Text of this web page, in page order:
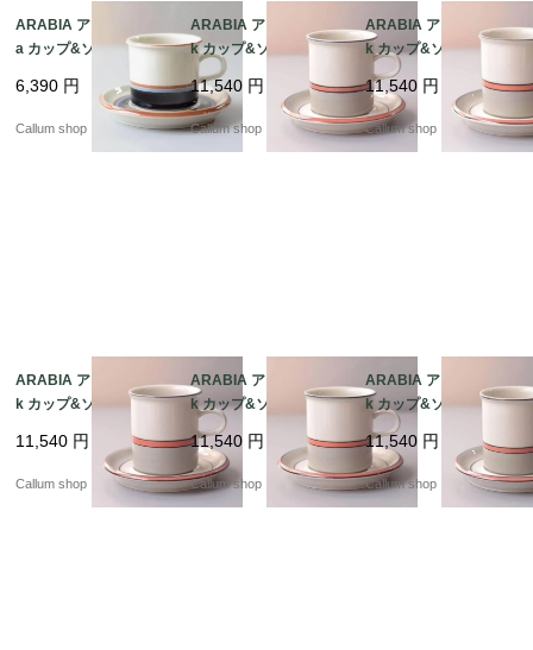
ARABIA アラビア Taik
a カップ&ソーサー タ
ンド ヴィンテージ アン
ティーク_it4428
6,390 円
Callum shop
ARABIA アラビア asla
k カップ&ソーサー 7.5
cm高 アスラク 北欧食
器 フィンランド ヴィン
テージ アンティーク_it
11,540 円
Callum shop
ARABIA アラビア asla
k カップ&ソーサー 7.5
cm高 アスラク 北欧食
器 フィンランド ヴィン
テージ アンティーク_it
4421
11,540 円
Callum shop
ARABIA アラビア asla
k カップ&ソーサー 7.5
器 フィンランド ヴィン
テージ アンティーク_it
11,540 円
Callum shop
ARABIA アラビア asla
k カップ&ソーサー 7.5
cm高 アスラク 北欧食
器 フィンランド ヴィン
テージ アンティーク_it
4420
11,540 円
Callum shop
ARABIA アラビア asla
k カップ&ソーサー 7.5
cm高 アスラク 北欧食
器 フィンランド ヴィン
テージ アンティーク_it
4419
11,540 円
Callum shop